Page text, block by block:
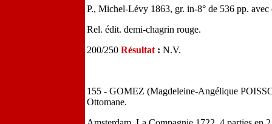
P., Michel-Lévy 1863, gr. in-8° de 536 pp.
Rel. édit. demi-chagrin rouge.
200/250 Résultat : N.V.
155 - GOMEZ (Magdeleine-Angélique
Ottomane.